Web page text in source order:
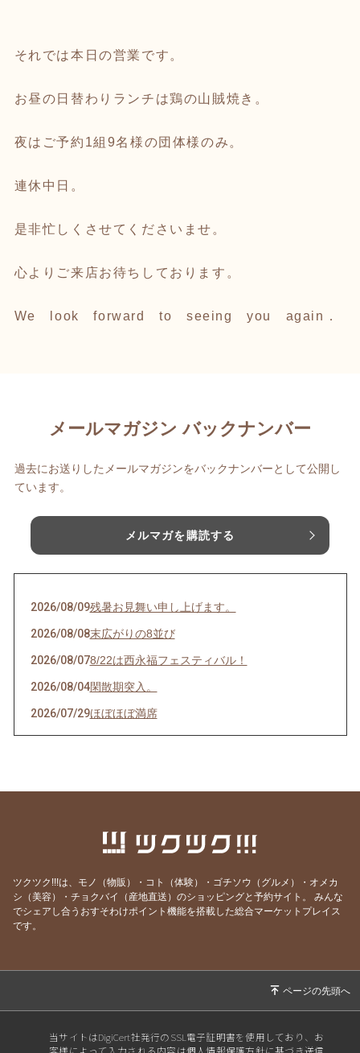
それでは本日の営業です。
お昼の日替わりランチは鶏の山賊焼き。
夜はご予約1組9名様の団体様のみ。
連休中日。
是非忙しくさせてくださいませ。
心よりご来店お待ちしております。
We look forward to seeing you again．
メールマガジン バックナンバー
過去にお送りしたメールマガジンをバックナンバーとして公開し
ています。
メルマガを購読する
2026/08/09残暑お見舞い申し上げます。
2026/08/08末広がりの8並び
2026/08/078/22は西永福フェスティバル！
2026/08/04閑散期突入。
2026/07/29ほぼほぼ満席
2026/07/28その日のために頑張れる。
2026/07/23うなぎを食べてエネルギーチャージ！
サッカーワールドカップ 決勝戦 観戦会 開
2026/07/18 生きて行けるかしら。
2026/07/17 ご要望にお応えして。
2026/07/13神のお告げ
ツクツク!!!は、モノ（物販）・コト（体験）・ゴチソウ（グルメ）・オメカ
シ（美容）・チョクバイ（産地直送）のショッピングと予約サイト。
みんな
でシェアし合うおすそわけポイント機能を搭載した総合マーケットプレイス
です。
当サイトはDigiCert社発行のSSL電子証明書を使用しており、お
客様によって入力される内容は個人情報保護方針に基づき送信